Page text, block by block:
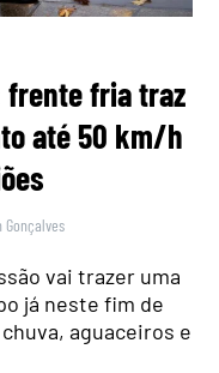
frente fria traz
até 50 km/h
Gonçalves
vai trazer uma
já neste fim de
aguaceiros e